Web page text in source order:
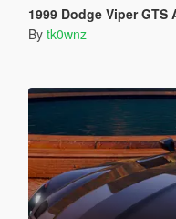
1999 Dodge Viper GTS ACR
By tk0wnz